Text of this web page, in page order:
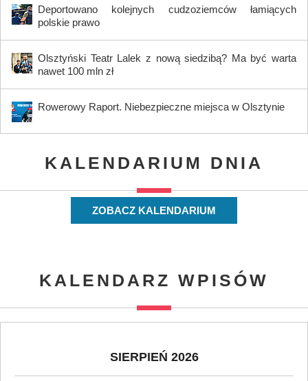
Deportowano kolejnych cudzoziemców łamiących
polskie prawo
Olsztyński Teatr Lalek z nową siedzibą? Ma być warta
nawet 100 mln zł
Rowerowy Raport. Niebezpieczne miejsca w Olsztynie
KALENDARIUM DNIA
ZOBACZ KALENDARIUM
KALENDARZ WPISÓW
SIERPIEŃ 2026